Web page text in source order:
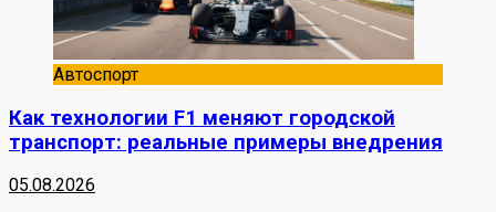
Автоспорт
Как технологии F1 меняют городской
транспорт: реальные примеры внедрения
05.08.2026